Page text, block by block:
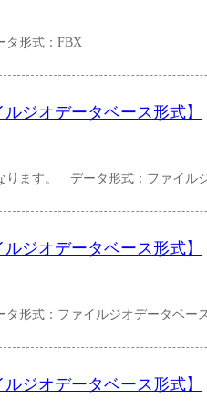
タ形式：FBX
ジオデータベース形式】
ります。 データ形式：ファイル
ジオデータベース形式】
形式：ファイルジオデータベー
ジオデータベース形式】